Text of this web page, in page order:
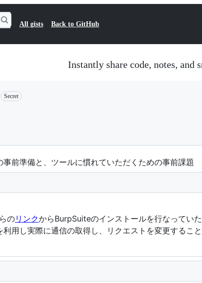
All gists Back to GitHub
Instantly share code, notes, and
Secret
事前準備と、ツールに慣れていただくための事前課題
のリンクからBurpSuiteのインストールを行なってい
用し実際に通信の取得し、リクエストを変更すること